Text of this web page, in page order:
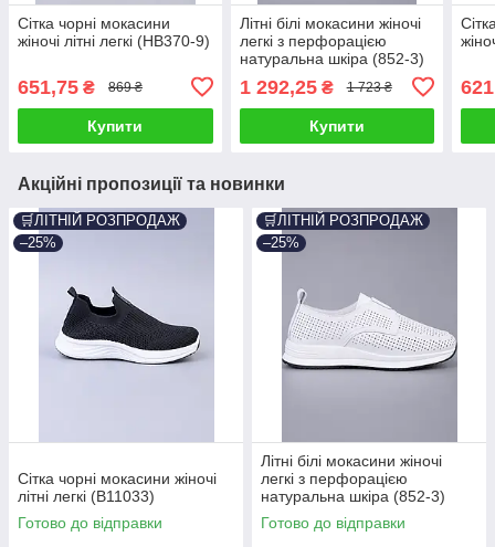
Сітка чорні мокасини
жіночі літні легкі (HB370-9)
651,75 ₴ 869 ₴
Купити
Літні білі мокасини жіночі
легкі з перфорацією
натуральна шкіра (852-3)
1 292,25₴ 1 723 ₴
Купити
Акційні пропозиції та новинки
🛒ЛІТНІЙ РОЗПРОДАЖ
–25%
Сітка чорні мокасини жіночі
літні легкі (B11033)
Готово до відправки
🛒ЛІТНІЙ РОЗПРОДАЖ
–25%
Літні білі мокасини жіночі
легкі з перфорацією
натуральна шкіра (852-3)
Готово до відправки